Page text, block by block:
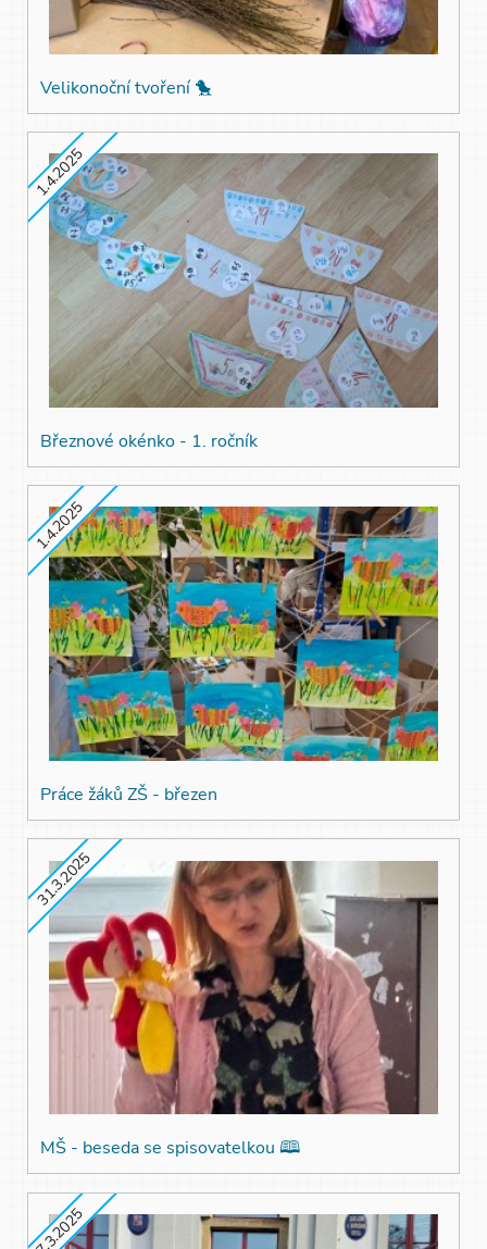
Velikonoční tvoření 🐤
1.4.2025
Březnové okénko - 1. ročník
1.4.2025
Práce žáků ZŠ - březen
31.3.2025
MŠ - beseda se spisovatelkou 🕮
7.3.2025